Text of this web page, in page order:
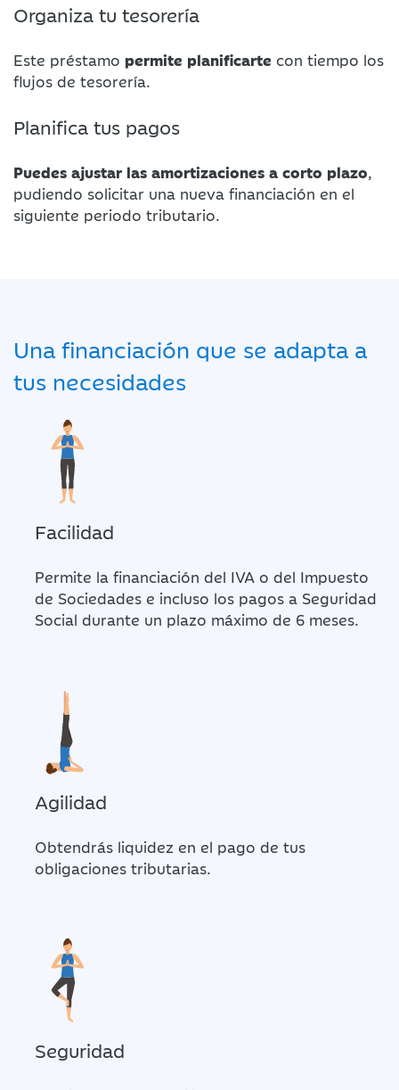
Organiza tu tesorería
Este préstamo permite planificarte con tiempo los
flujos de tesorería.
Planifica tus pagos
Puedes ajustar las amortizaciones a corto plazo,
pudiendo solicitar una nueva financiación en el
siguiente periodo tributario.
Una financiación que se adapta a
tus necesidades
Facilidad
Permite la financiación del IVA o del Impuesto
de Sociedades e incluso los pagos a Seguridad
Social durante un plazo máximo de 6 meses.
Agilidad
Obtendrás liquidez en el pago de tus
obligaciones tributarias.
Seguridad